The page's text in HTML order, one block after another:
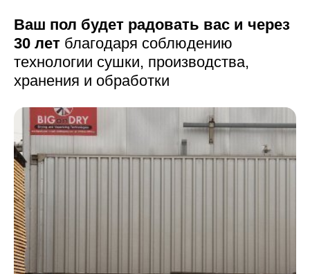
Ваш пол будет радовать вас и через
30 лет благодаря соблюдению
технологии сушки, производства,
хранения и обработки